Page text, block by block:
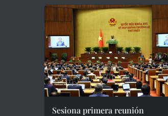
Sesiona primera reunión